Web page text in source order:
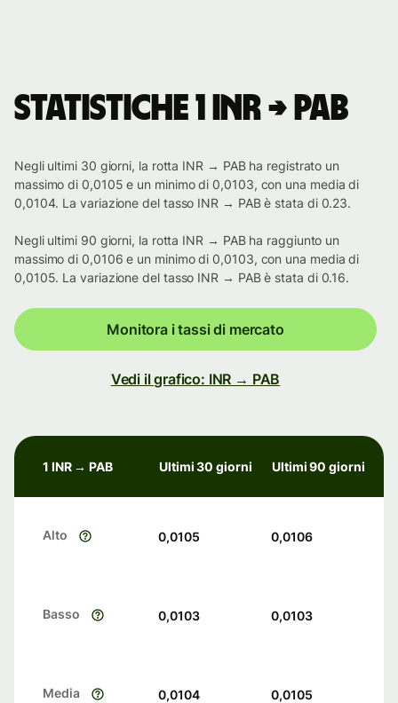
Statistiche 1 INR → PAB
Negli ultimi 30 giorni, la rotta INR → PAB ha registrato un
massimo di 0,0105 e un minimo di 0,0103, con una media di
0,0104. La variazione del tasso INR → PAB è stata di 0.23.
Negli ultimi 90 giorni, la rotta INR → PAB ha raggiunto un
massimo di 0,0106 e un minimo di 0,0103, con una media di
0,0105. La variazione del tasso INR → PAB è stata di 0.16.
Monitora i tassi di mercato
Vedi il grafico: INR → PAB
1 INR → PAB Ultimi 30 giorni Ultimi 90 giorni
Alto 0,0105 0,0106
Basso 0,0103 0,0103
Media 0,0104 0,0105